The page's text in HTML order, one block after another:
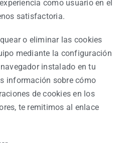
como usuario en el
satisfactoria.
o eliminar las cookies
mediante la configuración
instalado en tu
información sobre cómo
de cookies en los
te remitimos al enlace